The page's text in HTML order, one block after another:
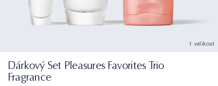
1 velikost
Dárkový Set Pleasures Favorites Trio
Fragrance